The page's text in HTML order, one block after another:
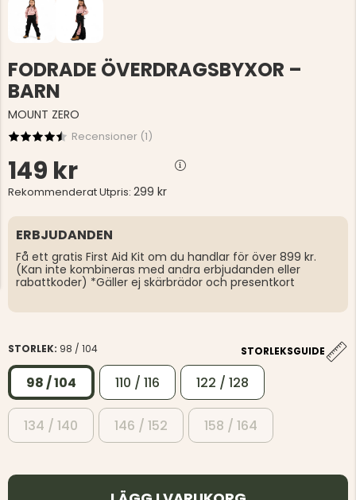
FODRADE ÖVERDRAGSBYXOR –
BARN
MOUNT ZERO
Recensioner (1)
149 kr
Rekommenderat Utpris: 299 kr
ERBJUDANDEN
Få ett gratis First Aid Kit om du handlar för över 899 kr.
(Kan inte kombineras med andra erbjudanden eller
rabattkoder) *Gäller ej skärbrädor och presentkort
STORLEK: 98 / 104 STORLEKSGUIDE
98 / 104 110 / 116 122 / 128
134 / 140 146 / 152 158 / 164